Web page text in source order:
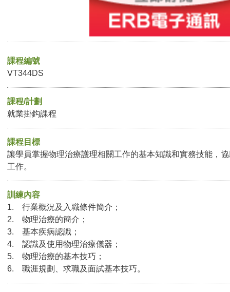
課程編號
VT344DS
課程/計劃
就業掛鈎課程
課程目標
讓學員掌握物理治療護理相關工作的基本知識和實務技能，
工作。
訓練內容
1. 行業概況及入職條件簡介；
2. 物理治療的簡介；
3. 基本疾病認識；
4. 認識及使用物理治療儀器；
5. 物理治療的基本技巧；
6. 職涯規劃、求職及面試基本技巧。